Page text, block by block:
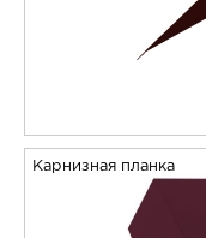
Карнизная планка